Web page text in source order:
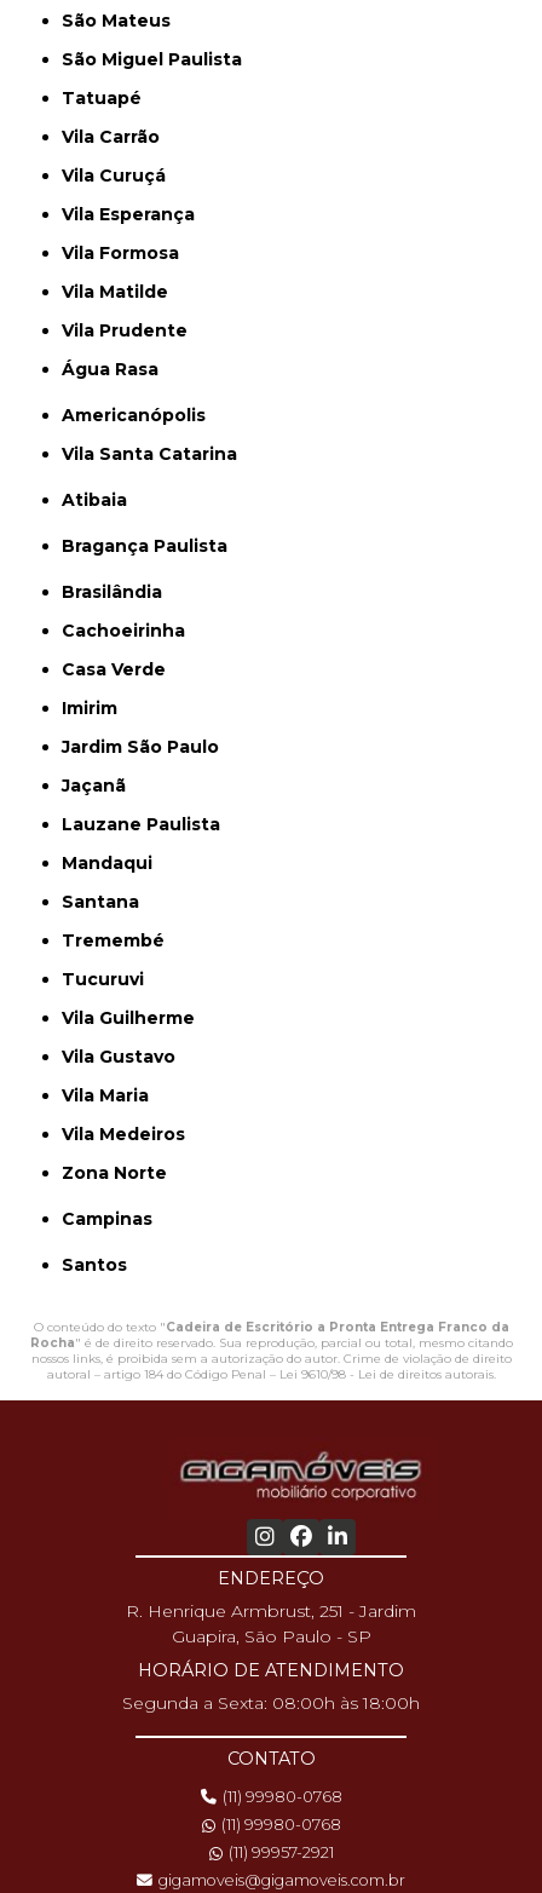
São Mateus
São Miguel Paulista
Tatuapé
Vila Carrão
Vila Curuçá
Vila Esperança
Vila Formosa
Vila Matilde
Vila Prudente
Água Rasa
Americanópolis
Vila Santa Catarina
Atibaia
Bragança Paulista
Brasilândia
Cachoeirinha
Casa Verde
Imirim
Jardim São Paulo
Jaçanã
Lauzane Paulista
Mandaqui
Santana
Tremembé
Tucuruvi
Vila Guilherme
Vila Gustavo
Vila Maria
Vila Medeiros
Zona Norte
Campinas
Santos
O conteúdo do texto "Cadeira de Escritório a Pronta Entrega Franco da
Rocha" é de direito reservado. Sua reprodução, parcial ou total, mesmo citando
nossos links, é proibida sem a autorização do autor. Crime de violação de direito
autoral – artigo 184 do Código Penal – Lei 9610/98 - Lei de direitos autorais.
ENDEREÇO
R. Henrique Armbrust, 251 - Jardim
Guapira, São Paulo - SP
HORÁRIO DE ATENDIMENTO
Segunda a Sexta: 08:00h às 18:00h
CONTATO
(11) 99980-0768
(11) 99980-0768
(11) 99957-2921
gigamoveis@gigamoveis.com.br